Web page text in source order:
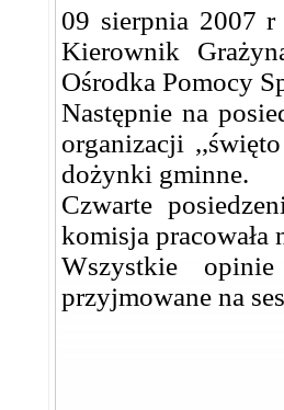
09 sierpnia 2007 r
Kierownik
Ośrodka Pomocy
Następnie na
organizacji
dożynki gminne.
Czwarte
komisja
Wszystkie
przyjmowane na